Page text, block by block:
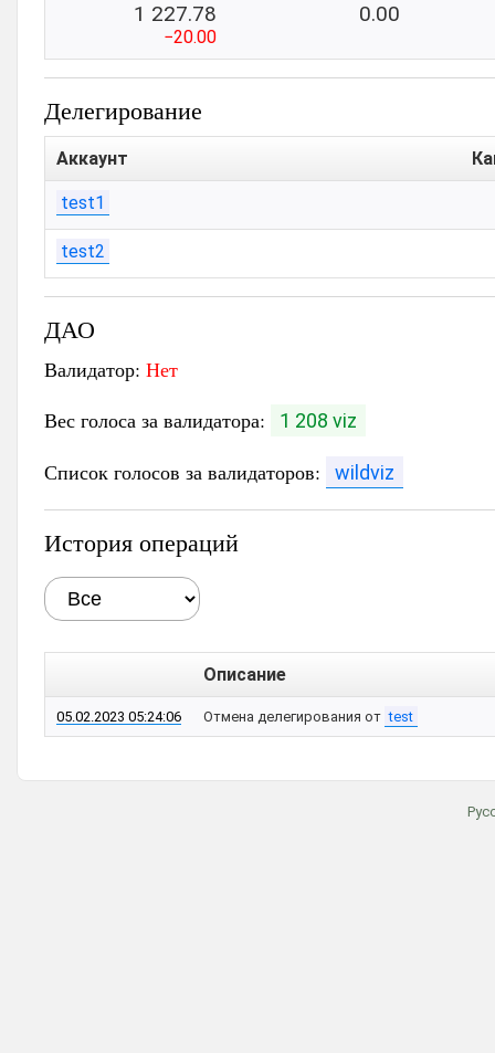
1 227.78
−20.00
0.00
Делегирование
Аккаунт
test1
test2
ДАО
Валидатор: Нет
Вес голоса за валидатора:
1 208 viz
Список голосов за валидаторов: wildviz
История операций
Описание
05.02.2023 05:24:06 Отмена делегирования от test